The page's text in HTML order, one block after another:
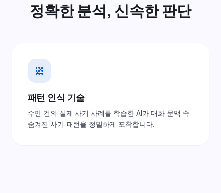
정확한 분석, 신속한 판단
pattern
패턴 인식 기술
수만 건의 실제 사기 사례를 학습한 AI가 대화 문맥 속
숨겨진 사기 패턴을 정밀하게 포착합니다.